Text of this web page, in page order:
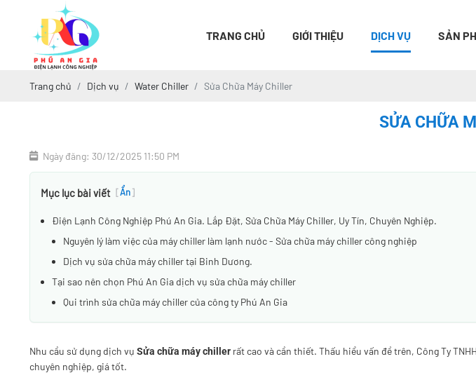
TRANG CHỦ GIỚI THIỆU DỊCH VỤ SẢN
Trang chủ Dịch vụ Water Chiller Sửa Chữa Máy Chiller
SỬA CHỮA
Ngày đăng: 30/12/2025 11:50 PM
Mục lục bài viết [Ẩn]
Điện Lạnh Công Nghiệp Phú An Gia. Lắp Đặt, Sửa Chữa Máy Chiller, Uy Tín, Chuyên Nghiệp.
Nguyên lý làm việc của máy chiller làm lạnh nước - Sửa chữa máy chiller công nghiệp
Dịch vụ sửa chữa máy chiller tại Binh Dương.
Tại sao nên chọn Phú An Gia dịch vụ sửa chữa máy chiller
Qui trình sửa chữa máy chiller của công ty Phú An Gia
Nhu cầu sử dụng dịch vụ Sửa chữa máy chiller rất cao và cần thiết. Thấu hiểu vấn đề trên, Công Ty
chuyên nghiệp, giá tốt.